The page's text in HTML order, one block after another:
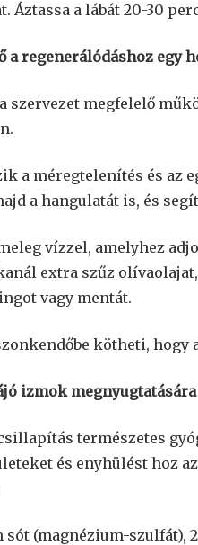
Áztassa a lábát 20-30
a regenerálódáshoz egy
szervezet megfelelő
a méregtelenítés és az
a hangulatát is, és
vízzel, amelyhez
extra szűz
vagy mentát.
kötheti, hogy
izmok megnyugtatására
természetes
és enyhülést hoz
sót (magnézium-